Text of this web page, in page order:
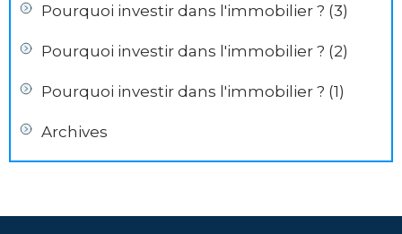
Pourquoi investir dans l'immobilier ? (3)
Pourquoi investir dans l'immobilier ? (2)
Pourquoi investir dans l'immobilier ? (1)
Archives